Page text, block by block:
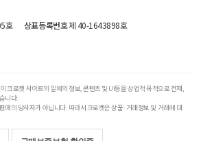
호 상표등록번호제 40-1643898호
크로켓 사이트의 일체의 정보, 콘텐츠 및 UI등을 상업적 목적으로 전재,
니다.
매의 당사자가 아닙니다. 따라서 크로켓은 상품·거래정보 및 거래에 대